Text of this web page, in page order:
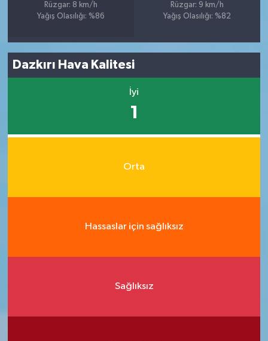
Rüzgar: 8 km/h
Yağış Olasılığı: %86
Rüzgar: 9 km/h
Yağış Olasılığı: %82
Dazkırı Hava Kalitesi
İyi
1
Orta
Hassaslar için sağlıksız
Sağlıksız